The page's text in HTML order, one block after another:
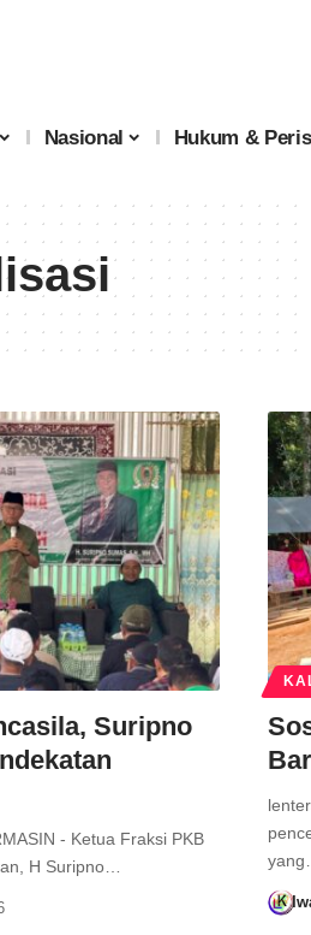
Nasional Hukum &
Suripno
- Ketua Fraksi PKB
H Suripno…